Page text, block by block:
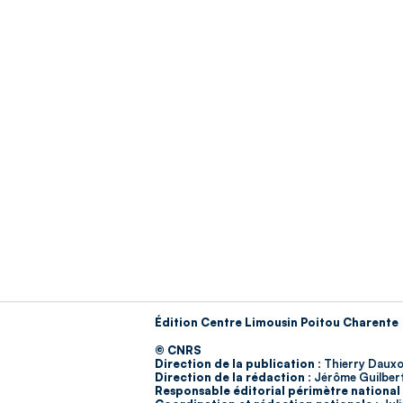
Édition Centre Limousin Poitou Charente
© CNRS
Direction de la publication : Thierry
Direction de la rédaction : Jérôme
Responsable éditorial périmètre national